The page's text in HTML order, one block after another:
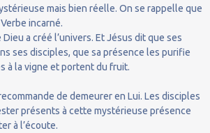
mais bien réelle. On se rappelle que
incarné.
Dieu a créé l’univers. Et Jésus dit que ses
ses disciples, que sa présence les purifie
à la vigne et portent du fruit.
de demeurer en Lui. Les disciples
présents à cette mystérieuse présence
à l’écoute.